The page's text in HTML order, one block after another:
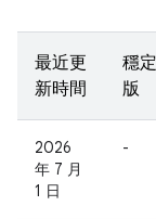
最近更
新時間
穩定
版
2026
年 7 月
1 日
-